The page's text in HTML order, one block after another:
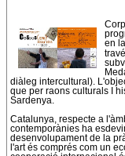
en
diàleg intercultural).
que per raons culturals I
Sardenya.
Catalunya, respecte a
contemporànies ha
desenvolupament de la
l'art és comprés com un